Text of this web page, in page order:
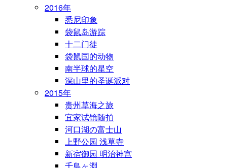
2016年
悉尼印象
袋鼠岛游踪
十二门徒
袋鼠国的动物
南半球的星空
深山里的圣诞派对
2015年
贵州草海之旅
宜家试镜随拍
河口湖の富士山
上野公园 浅草寺
新宿御园 明治神宫